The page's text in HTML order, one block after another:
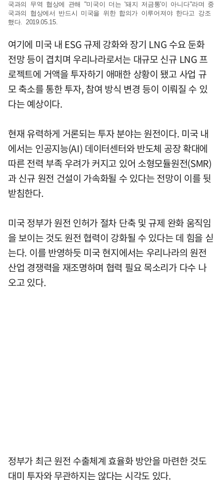
국과의 무역 협상에 관해 "미국이 더는 '돼지 저금통'이 아니다"라며 중
국과의 협상에서 반드시 미국을 위한 합의가 이루어져야 한다고 강조
했다. 2019.05.15.
여기에 미국 내 ESG 규제 강화와 장기 LNG 수요 둔화
전망 등이 겹치며 우리나라로서는 대규모 신규 LNG 프
로젝트에 거액을 투자하기 애매한 상황이 됐고 사업 규
모 축소를 통한 투자, 참여 방식 변경 등이 이뤄질 수 있
다는 예상이다.
현재 유력하게 거론되는 투자 분야는 원전이다. 미국 내
에서는 인공지능(AI) 데이터센터와 반도체 공장 확대에
따른 전력 부족 우려가 커지고 있어 소형모듈원전(SMR)
과 신규 원전 건설이 가속화될 수 있다는 전망이 이를 뒷
받침한다.
미국 정부가 원전 인허가 절차 단축 및 규제 완화 움직임
을 보이는 것도 원전 협력이 강화될 수 있다는 데 힘을 싣
는다. 이를 반영하듯 미국 현지에서는 우리나라의 원전
산업 경쟁력을 재조명하며 협력 필요 목소리가 다수 나
오고 있다.
정부가 최근 원전 수출체계 효율화 방안을 마련한 것도
대미 투자와 무관하지는 않다는 시각도 있다.